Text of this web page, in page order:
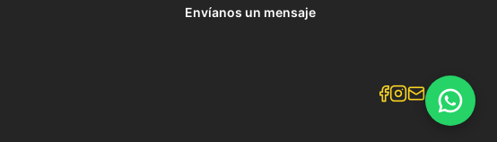
Envíanos un mensaje